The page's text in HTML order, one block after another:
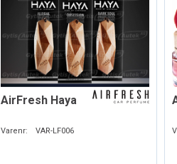
AirFresh Haya
Varenr: VAR-LF006